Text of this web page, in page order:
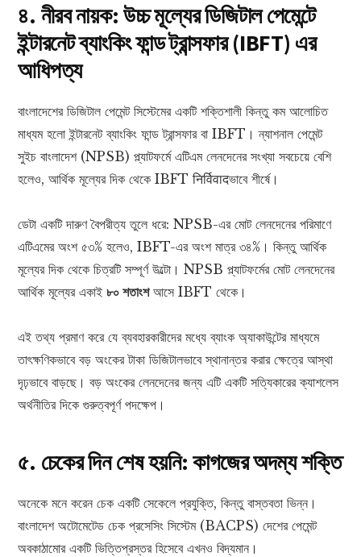
৪. নীরব নায়ক: উচ্চ মূল্যের ডিজিটাল পেমেন্টে
ইন্টারনেট ব্যাংকিং ফান্ড ট্রান্সফার (IBFT) এর
আধিপত্য
বাংলাদেশের ডিজিটাল পেমেন্ট সিস্টেমের একটি শক্তিশালী কিন্তু কম আলোচিত
মাধ্যম হলো ইন্টারনেট ব্যাংকিং ফান্ড ট্রান্সফার বা IBFT। ন্যাশনাল পেমেন্ট
সুইচ বাংলাদেশ (NPSB) প্ল্যাটফর্মে এটিএম লেনদেনের সংখ্যা সবচেয়ে বেশি
হলেও, আর্থিক মূল্যের দিক থেকে IBFT निर्विवादভাবে শীর্ষে।
ডেটা একটি দারুণ বৈপরীত্য তুলে ধরে: NPSB-এর মোট লেনদেনের পরিমাণে
এটিএমের অংশ ৫৩% হলেও, IBFT-এর অংশ মাত্র ৩৪%। কিন্তু আর্থিক
মূল্যের দিক থেকে চিত্রটি সম্পূর্ণ উল্টো। NPSB প্ল্যাটফর্মের মোট লেনদেনের
আর্থিক মূল্যের একাই৮০ শতাংশআসে IBFT থেকে।
এই তথ্য প্রমাণ করে যে ব্যবহারকারীদের মধ্যে ব্যাংক অ্যাকাউন্টের মাধ্যমে
তাৎক্ষণিকভাবে বড় অংকের টাকা ডিজিটালভাবে স্থানান্তর করার ক্ষেত্রে আস্থা
দৃঢ়ভাবে বাড়ছে। বড় অংকের লেনদেনের জন্য এটি একটি সত্যিকারের ক্যাশলেস
অর্থনীতির দিকে গুরুত্বপূর্ণ পদক্ষেপ।
৫. চেকের দিন শেষ হয়নি: কাগজের অদম্য শক্তি
অনেকে মনে করেন চেক একটি সেকেলে প্রযুক্তি, কিন্তু বাস্তবতা ভিন্ন।
বাংলাদেশ অটোমেটেড চেক প্রসেসিং সিস্টেম (BACPS) দেশের পেমেন্ট
অবকাঠামোর একটি ভিত্তিপ্রস্তর হিসেবে এখনও বিদ্যমান।